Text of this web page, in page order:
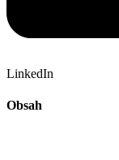
LinkedIn
Obsah